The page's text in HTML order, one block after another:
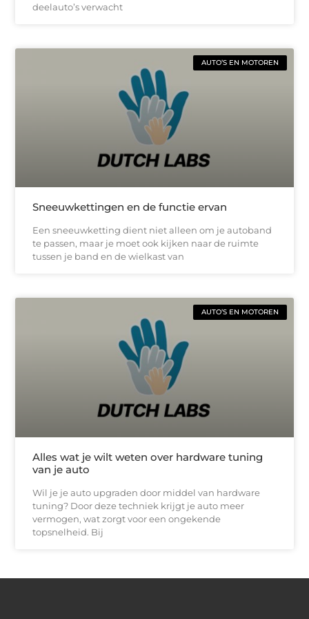
deelauto’s verwacht
AUTO’S EN MOTOREN
Sneeuwkettingen en de functie ervan
Een sneeuwketting dient niet alleen om je autoband
te passen, maar je moet ook kijken naar de ruimte
tussen je band en de wielkast van
AUTO’S EN MOTOREN
Alles wat je wilt weten over hardware tuning
van je auto
Wil je je auto upgraden door middel van hardware
tuning? Door deze techniek krijgt je auto meer
vermogen, wat zorgt voor een ongekende
topsnelheid. Bij